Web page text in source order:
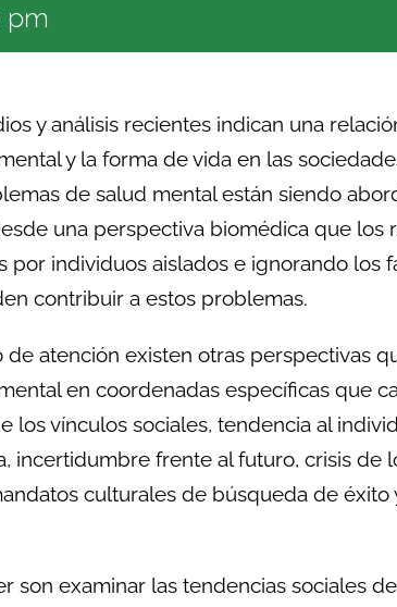
pm
y análisis recientes indican una
y la forma de vida en las
de salud mental están siendo
una perspectiva biomédica que los
por individuos aislados e ignorando los
contribuir a estos problemas.
de atención existen otras perspectivas
en coordenadas específicas que
los vínculos sociales, tendencia al
incertidumbre frente al futuro, crisis de
culturales de búsqueda de éxito
son examinar las tendencias sociales